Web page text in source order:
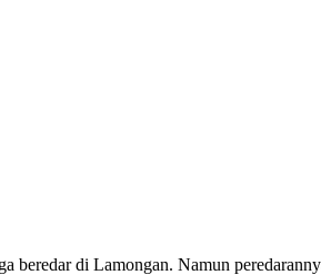
beredar di Lamongan. Namun